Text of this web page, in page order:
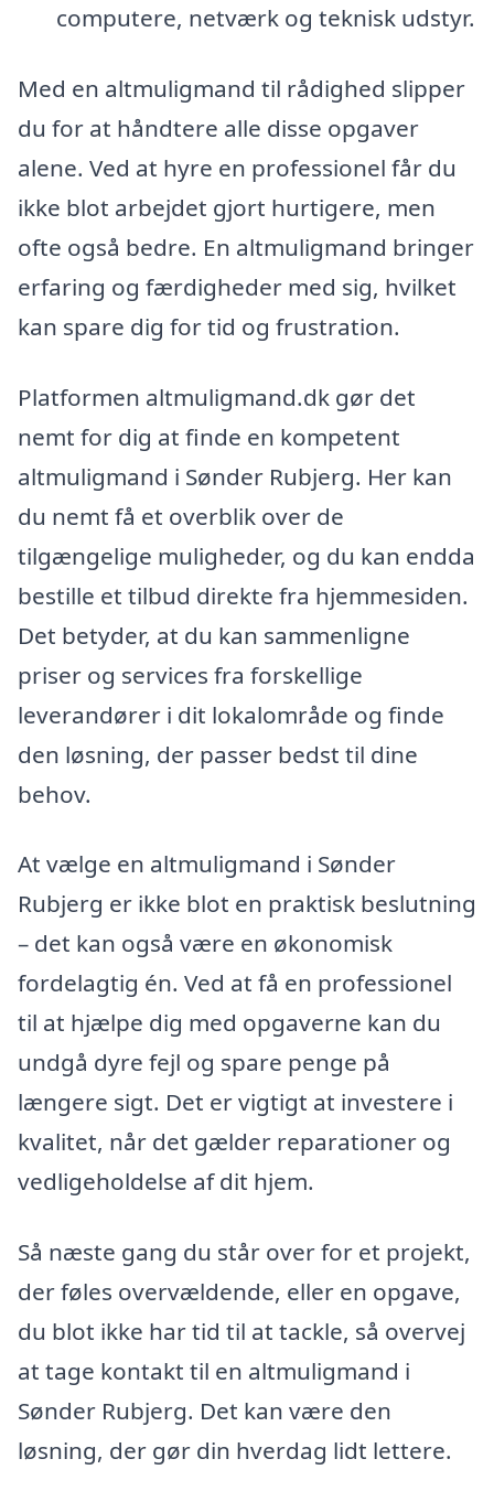
computere, netværk og teknisk udstyr.
Med en altmuligmand til rådighed slipper
du for at håndtere alle disse opgaver
alene. Ved at hyre en professionel får du
ikke blot arbejdet gjort hurtigere, men
ofte også bedre. En altmuligmand bringer
erfaring og færdigheder med sig, hvilket
kan spare dig for tid og frustration.
Platformen altmuligmand.dk gør det
nemt for dig at finde en kompetent
altmuligmand i Sønder Rubjerg. Her kan
du nemt få et overblik over de
tilgængelige muligheder, og du kan endda
bestille et tilbud direkte fra hjemmesiden.
Det betyder, at du kan sammenligne
priser og services fra forskellige
leverandører i dit lokalområde og finde
den løsning, der passer bedst til dine
behov.
At vælge en altmuligmand i Sønder
Rubjerg er ikke blot en praktisk beslutning
– det kan også være en økonomisk
fordelagtig én. Ved at få en professionel
til at hjælpe dig med opgaverne kan du
undgå dyre fejl og spare penge på
længere sigt. Det er vigtigt at investere i
kvalitet, når det gælder reparationer og
vedligeholdelse af dit hjem.
Så næste gang du står over for et projekt,
der føles overvældende, eller en opgave,
du blot ikke har tid til at tackle, så overvej
at tage kontakt til en altmuligmand i
Sønder Rubjerg. Det kan være den
løsning, der gør din hverdag lidt lettere.